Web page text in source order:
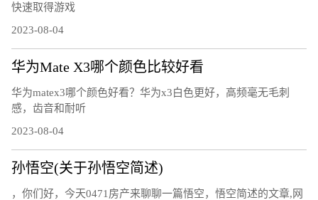
快速取得游戏
2023-08-04
华为Mate X3哪个颜色比较好看
华为matex3哪个颜色好看？华为x3白色更好，高频毫无毛刺
感，齿音和耐听
2023-08-04
孙悟空(关于孙悟空简述)
，你们好，今天0471房产来聊聊一篇悟空，悟空简述的文章,网